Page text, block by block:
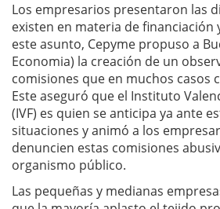
Los empresarios presentaron las
existen en materia de financiación
este asunto, Cepyme propuso a
Economia) la creación de un
comisiones que en muchos casos
Este aseguró que el Instituto
(IVF) es quien se anticipa ya ante
situaciones y animó a los
denuncien estas comisiones
organismo público.
Las pequeñas y medianas